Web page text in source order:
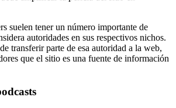
suelen tener un número importante de
autoridades en sus respectivos nichos.
transferir parte de esa autoridad a la web,
que el sitio es una fuente de información